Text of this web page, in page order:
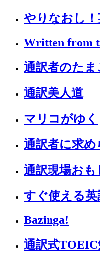
やりなおし！
Written from
通訳者のた
通訳美人道
マリコがゆく
通訳者に求
通訳現場お
すぐ使える英
Bazinga!
通訳式TOEIC